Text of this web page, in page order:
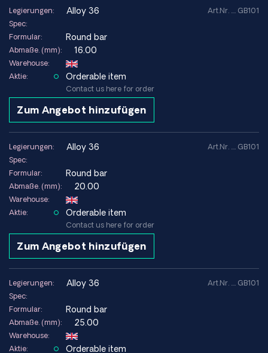
Legierungen: alloy 36
Spec:
Formular:
Round bar
Abmaße. (mm): 16.00
Warehouse:
Aktie:
Orderable item
Contact us here for order
Zum Angebot hinzufügen
Art.Nr. .... GB101
Legierungen: alloy 36
Spec:
Formular:
Round bar
Abmaße. (mm): 20.00
Warehouse:
Aktie:
Orderable item
Contact us here for order
Zum Angebot hinzufügen
Art.Nr. .... GB101
Legierungen: alloy 36
Spec:
Formular:
Round bar
Abmaße. (mm): 25.00
Warehouse:
Aktie:
Orderable item
Art.Nr. .... GB101